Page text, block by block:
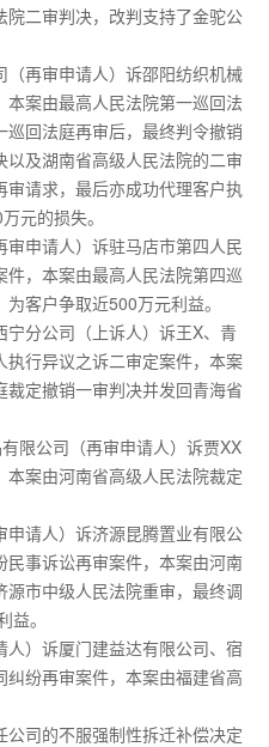
院二审判决，改判支持了金驼公
再审申请人）诉邵阳纺织机械
案由最高人民法院第一巡回法
回法庭再审后，最终判令撤销
及湖南省高级人民法院的二审
请求，最后亦成功代理客户执
元的损失。
申请人）诉驻马店市第四人民
，本案由最高人民法院第四巡
客户争取近500万元利益。
分公司（上诉人）诉王X、青
行异议之诉二审定案件，本案
定撤销一审判决并发回青海省
限公司（再审申请人）诉贾XX
案由河南省高级人民法院裁定
请人）诉济源昆腾置业有限公
事诉讼再审案件，本案由河南
市中级人民法院重审，最终调
。
）诉厦门建益达有限公司、宿
纷再审案件，本案由福建省高
司的不服强制性拆迁补偿决定